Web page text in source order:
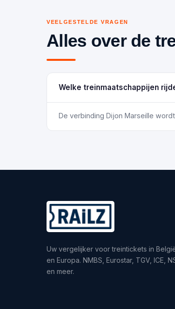
VEELGESTELDE VRAGEN
Alles over de
Welke treinmaatschappijen
De verbinding Dijon Marseille
Uw vergelijker voor treintickets in
en Europa. NMBS, Eurostar, TGV, ICE,
en meer.